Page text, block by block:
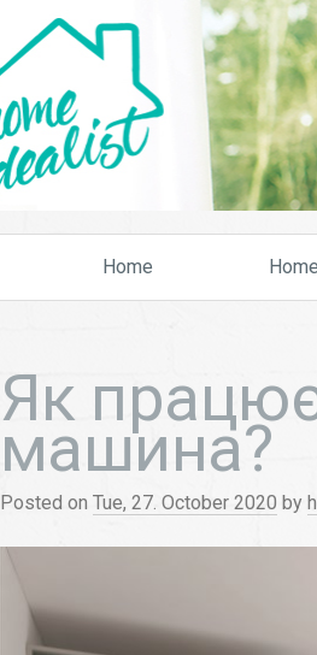
Home
Як
машина?
Posted on Tue, 27. October 2020 by